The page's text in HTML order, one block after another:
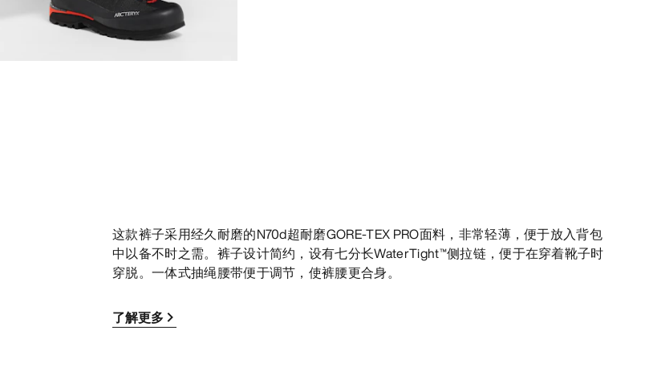
这款裤子采用经久耐磨的N70d超耐磨GORE-TEX PRO面料，非常轻薄，便于放入背包
中以备不时之需。裤子设计简约，设有七分长WaterTight™侧拉链，便于在穿着靴子时
穿脱。一体式抽绳腰带便于调节，使裤腰更合身。
了解更多